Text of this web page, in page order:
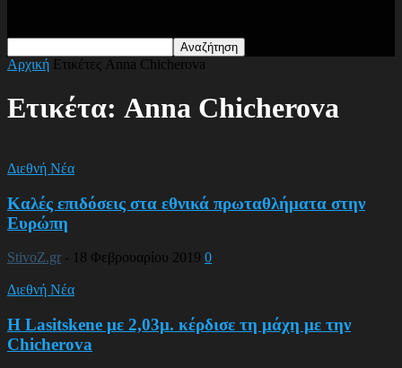
Αρχική Ετικέτες Anna Chicherova
Ετικέτα: Anna Chicherova
Διεθνή Νέα
Καλές επιδόσεις στα εθνικά πρωταθλήματα στην
Ευρώπη
StivoZ.gr - 18 Φεβρουαρίου 2019 0
Διεθνή Νέα
Η Lasitskene με 2,03μ. κέρδισε τη μάχη με την
Chicherova